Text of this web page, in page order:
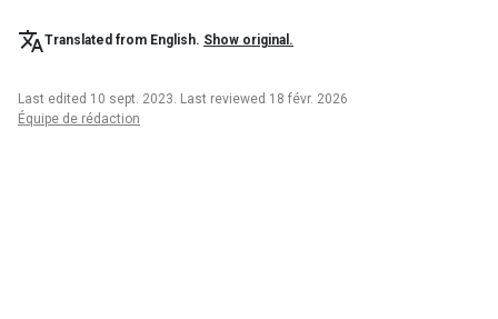
Translated from English. Show original.
Last edited 10 sept. 2023. Last reviewed 18 févr. 2026
Équipe de rédaction